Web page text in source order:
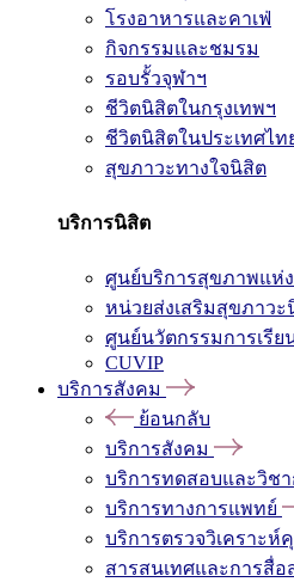
โรงอาหารและคาเฟ่
กิจกรรมและชมรม
รอบรั้วจุฬาฯ
ชีวิตนิสิตในกรุงเทพฯ
ชีวิตนิสิตในประเทศไท
สุขภาวะทางใจนิสิต
บริการนิสิต
ศูนย์บริการสุขภาพแห่
หน่วยส่งเสริมสุขภาวะ
ศูนย์นวัตกรรมการเรีย
CUVIP
บริการสังคม
ย้อนกลับ
บริการสังคม
บริการทดสอบและวิชา
บริการทางการแพทย์
บริการตรวจวิเคราะ
สารสนเทศและการสื่อ